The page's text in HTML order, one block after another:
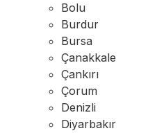
Bolu
Burdur
Bursa
Çanakkale
Çankırı
Çorum
Denizli
Diyarbakır